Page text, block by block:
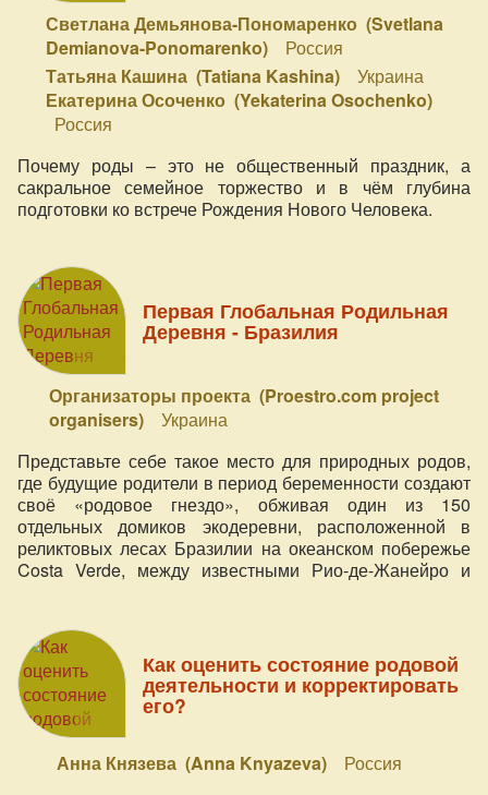
Светлана Демьянова-Пономаренко (Svetlana
Demianova-Ponomarenko)
Россия
Татьяна Кашина (Tatiana Kashina)
Украина
Екатерина Осоченко (Yekaterina Osochenko)
Россия
Почему роды – это не общественный праздник, а
сакральное семейное торжество и в чём глубина
подготовки ко встрече Рождения Нового Человека.
Первая Глобальная Родильная
Деревня - Бразилия
Организаторы проекта (Proestro.com project
organisers)
Украина
Представьте себе такое место для природных родов,
где будущие родители в период беременности создают
своё «родовое гнездо», обживая один из 150
отдельных домиков экодеревни, расположенной в
реликтовых лесах Бразилии на океанском побережье
Costa Verde, между известными Рио-де-Жанейро и
Как оценить состояние родовой
деятельности и корректировать
его?
Анна Князева (Anna Knyazeva)
Россия